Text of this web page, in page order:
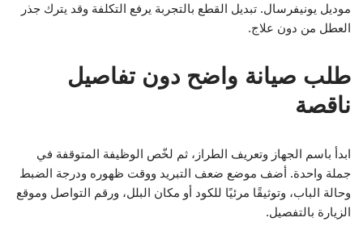
موديل يونيفرسال. تبديل القطع بالتجربة يرفع التكلفة وقد يترك جذر
العطل من دون علاج.
طلب صيانة واضح دون تفاصيل
ناقصة
ابدأ باسم الجهاز وتعريف الطراز، ثم لخّص الوظيفة المتوقفة في
جملة واحدة. أضف موضع ضعف التبريد ووقت ظهوره ودرجة الضبط
وحالة الباب، وتوثيقًا مرئيًا للكود أو مكان البلل، ورقم التواصل وموقع
الزيارة بالتفصيل.